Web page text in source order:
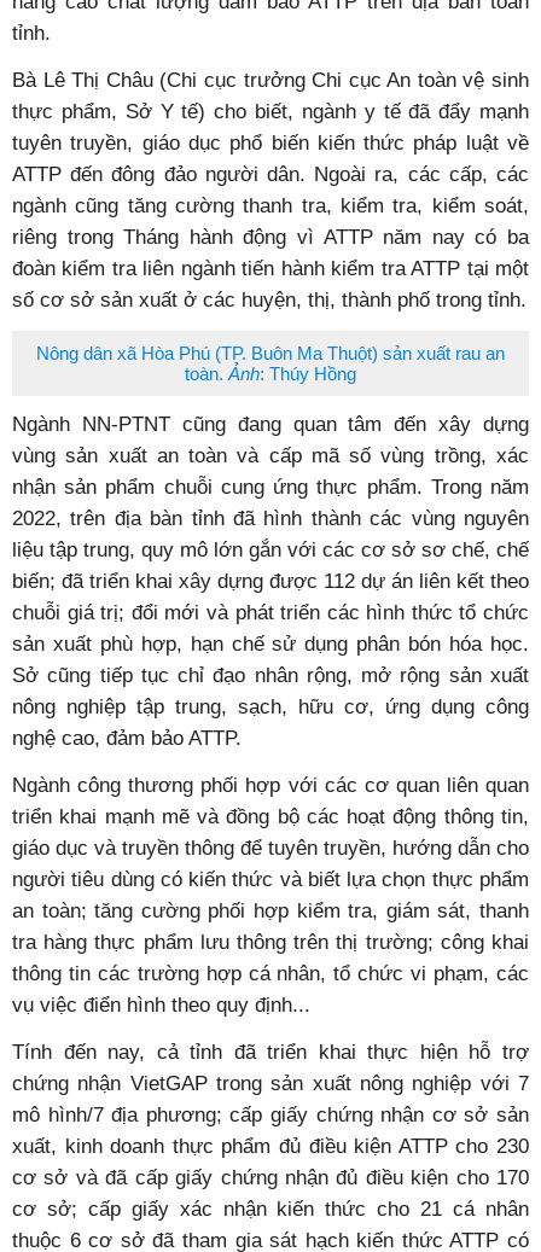
tỉnh.
Bà Lê Thị Châu (Chi cục trưởng Chi cục An toàn vệ sinh
thực phẩm, Sở Y tế) cho biết, ngành y tế đã đẩy mạnh
tuyên truyền, giáo dục phổ biến kiến thức pháp luật về
ATTP đến đông đảo người dân. Ngoài ra, các cấp, các
ngành cũng tăng cường thanh tra, kiểm tra, kiểm soát,
riêng trong Tháng hành động vì ATTP năm nay có ba
đoàn kiểm tra liên ngành tiến hành kiểm tra ATTP tại một
số cơ sở sản xuất ở các huyện, thị, thành phố trong tỉnh.
Nông dân xã Hòa Phú (TP. Buôn Ma Thuột) sản xuất rau an
toàn. Ảnh: Thúy Hồng
Ngành NN-PTNT cũng đang quan tâm đến xây dựng
vùng sản xuất an toàn và cấp mã số vùng trồng, xác
nhận sản phẩm chuỗi cung ứng thực phẩm. Trong năm
2022, trên địa bàn tỉnh đã hình thành các vùng nguyên
liệu tập trung, quy mô lớn gắn với các cơ sở sơ chế, chế
biến; đã triển khai xây dựng được 112 dự án liên kết theo
chuỗi giá trị; đổi mới và phát triển các hình thức tổ chức
sản xuất phù hợp, hạn chế sử dụng phân bón hóa học.
Sở cũng tiếp tục chỉ đạo nhân rộng, mở rộng sản xuất
nông nghiệp tập trung, sạch, hữu cơ, ứng dụng công
nghệ cao, đảm bảo ATTP.
Ngành công thương phối hợp với các cơ quan liên quan
triển khai mạnh mẽ và đồng bộ các hoạt động thông tin,
giáo dục và truyền thông để tuyên truyền, hướng dẫn cho
người tiêu dùng có kiến thức và biết lựa chọn thực phẩm
an toàn; tăng cường phối hợp kiểm tra, giám sát, thanh
tra hàng thực phẩm lưu thông trên thị trường; công khai
thông tin các trường hợp cá nhân, tổ chức vi phạm, các
vụ việc điển hình theo quy định...
Tính đến nay, cả tỉnh đã triển khai thực hiện hỗ trợ
chứng nhận VietGAP trong sản xuất nông nghiệp với 7
mô hình/7 địa phương; cấp giấy chứng nhận cơ sở sản
xuất, kinh doanh thực phẩm đủ điều kiện ATTP cho 230
cơ sở và đã cấp giấy chứng nhận đủ điều kiện cho 170
cơ sở; cấp giấy xác nhận kiến thức cho 21 cá nhân
thuộc 6 cơ sở đã tham gia sát hạch kiến thức ATTP có